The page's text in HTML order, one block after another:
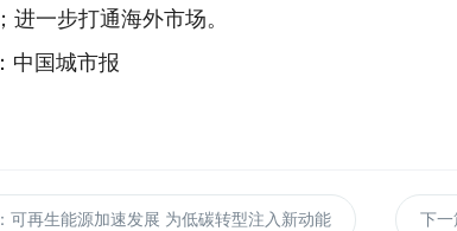
进一步打通海外市场。
国城市报
：可再生能源加速发展 为低碳转型注入新动能 下一